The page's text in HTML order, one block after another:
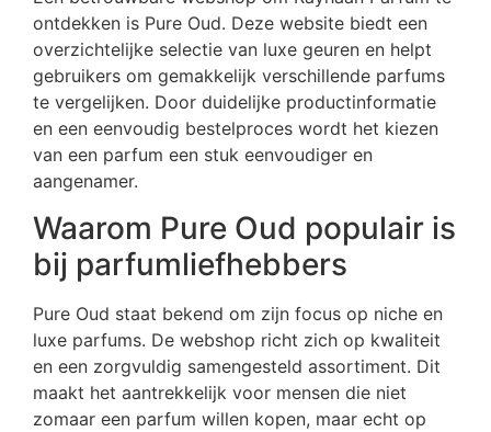
ontdekken is Pure Oud. Deze website biedt een
overzichtelijke selectie van luxe geuren en helpt
gebruikers om gemakkelijk verschillende parfums
te vergelijken. Door duidelijke productinformatie
en een eenvoudig bestelproces wordt het kiezen
van een parfum een stuk eenvoudiger en
aangenamer.
Waarom Pure Oud populair is
bij parfumliefhebbers
Pure Oud staat bekend om zijn focus op niche en
luxe parfums. De webshop richt zich op kwaliteit
en een zorgvuldig samengesteld assortiment. Dit
maakt het aantrekkelijk voor mensen die niet
zomaar een parfum willen kopen, maar echt op